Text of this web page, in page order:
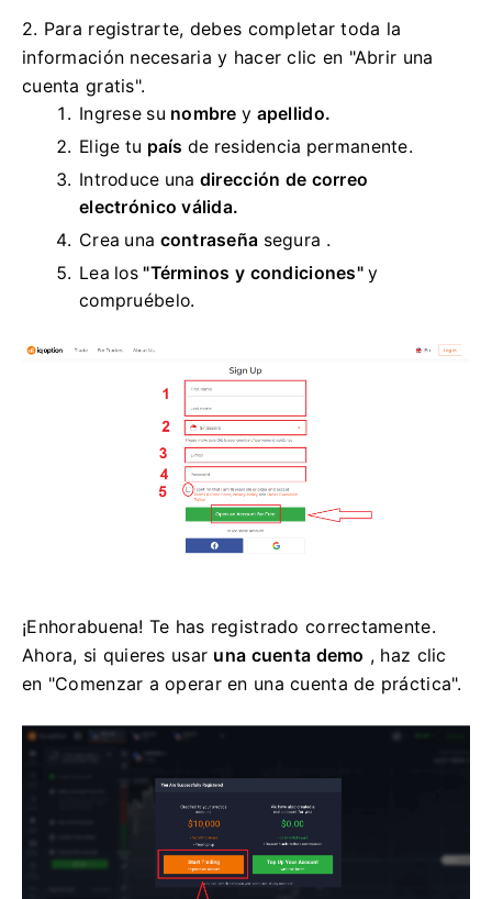
2. Para registrarte, debes completar toda la
información necesaria y hacer clic en "Abrir una
cuenta gratis".
Ingrese su nombre y apellido.
Elige tu país de residencia permanente.
Introduce una dirección de correo
electrónico válida.
Crea una contraseña segura .
Lea los"Términos y condiciones"y
compruébelo.
¡Enhorabuena! Te has registrado correctamente.
Ahora, si quieres usar una cuenta demo , haz clic
en "Comenzar a operar en una cuenta de práctica".